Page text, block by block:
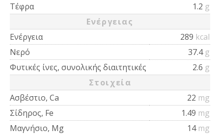
Τέφρα
1.2 g
Ενέργειας
Ενέργεια
289 kcal
Νερό
37.4 g
Φυτικές ίνες, συνολικής διαιτητικές
2.6 g
Στοιχεία
Ασβέστιο, Ca
22 mg
Σίδηρος, Fe
1.49 mg
Μαγνήσιο, Mg
14 mg